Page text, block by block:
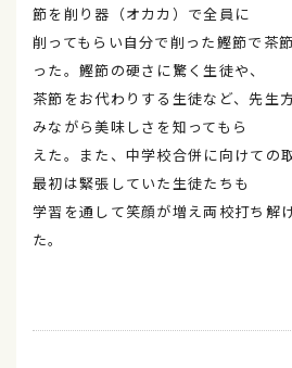
節を削り器（オカカ）で全員に
削ってもらい自分で削った鰹節で茶
った。鰹節の硬さに驚く生徒や、
茶節をお代わりする生徒など、先生
みながら美味しさを知ってもら
えた。また、中学校合併に向けての
最初は緊張していた生徒たちも
学習を通して笑顔が増え両校打ち解
た。